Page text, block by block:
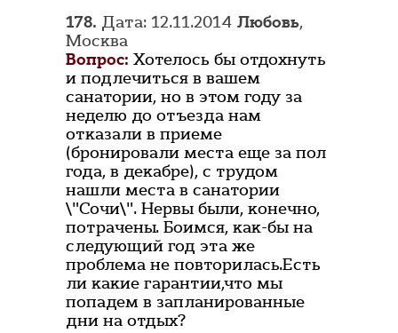
178. Дата: 12.11.2014 Любовь,
Москва
Вопрос: Хотелось бы отдохнуть
и подлечиться в вашем
санатории, но в этом году за
неделю до отъезда нам
отказали в приеме
(бронировали места еще за пол
года, в декабре), с трудом
нашли места в санатории
\"Сочи\". Нервы были, конечно,
потрачены. Боимся, как-бы на
следующий год эта же
проблема не повторилась.Есть
ли какие гарантии,что мы
попадем в запланированные
дни на отдых?